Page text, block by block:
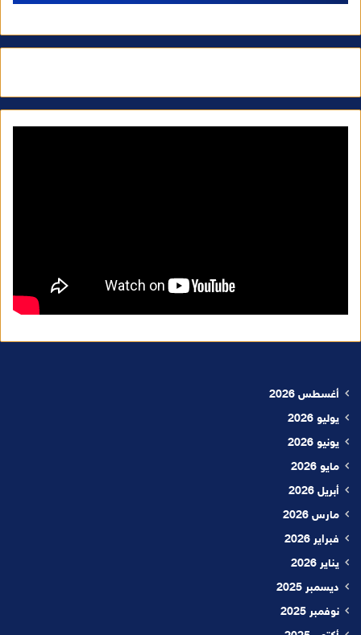
أغسطس 2026
يوليو 2026
يونيو 2026
مايو 2026
أبريل 2026
مارس 2026
فبراير 2026
يناير 2026
ديسمبر 2025
نوفمبر 2025